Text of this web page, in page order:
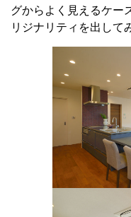
グからよく見えるケー
リジナリティを出して